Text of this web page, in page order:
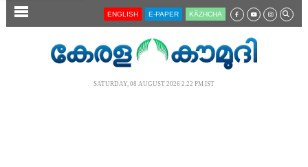
SECTIONS ENGLISH E-PAPER KĀZHCHA
SATURDAY, 08 AUGUST 2026 2.22 PM IST